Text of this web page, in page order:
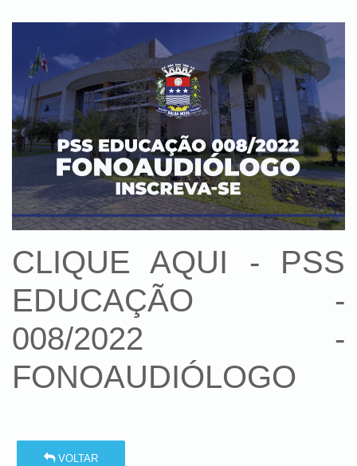
CLIQUE AQUI - PSS
EDUCAÇÃO -
008/2022 -
FONOAUDIÓLOGO
VOLTAR